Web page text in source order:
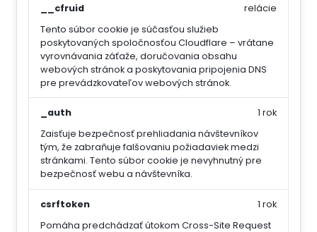
__cfruid
Tento súbor cookie je súčasťou služieb
poskytovaných spoločnosťou Cloudflare – vrátane
vyrovnávania záťaže, doručovania obsahu
webových stránok a poskytovania pripojenia DNS
pre prevádzkovateľov webových stránok.
relácie
_auth
Zaisťuje bezpečnosť prehliadania návštevníkov
tým, že zabraňuje falšovaniu požiadaviek medzi
stránkami. Tento súbor cookie je nevyhnutný pre
bezpečnosť webu a návštevníka.
1 rok
csrftoken
Pomáha predchádzať útokom Cross-Site Request
1 rok